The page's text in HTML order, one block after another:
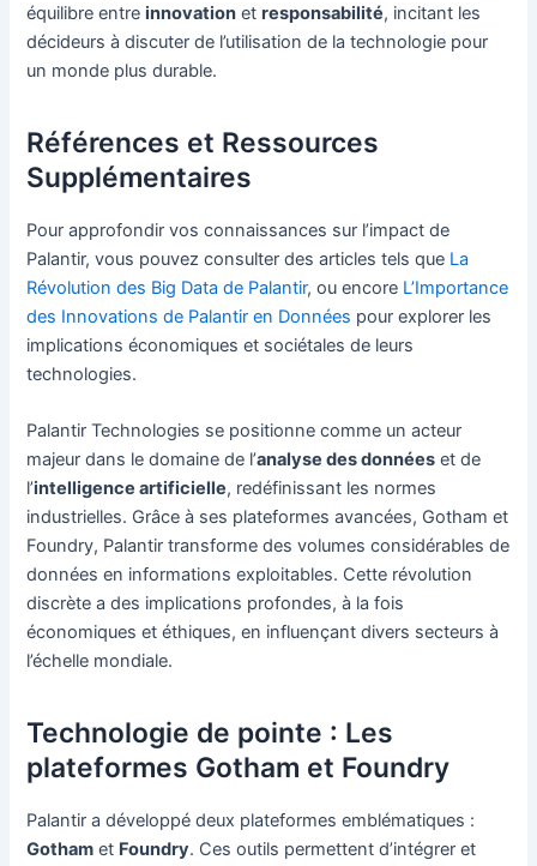
équilibre entreinnovation etresponsabilité, incitant les
décideurs à discuter de l’utilisation de la technologie pour
un monde plus durable.
Références et Ressources
Supplémentaires
Pour approfondir vos connaissances sur l’impact de
Palantir, vous pouvez consulter des articles tels que La
Révolution des Big Data de Palantir, ou encore L’Importance
des Innovations de Palantir en Données pour explorer les
implications économiques et sociétales de leurs
technologies.
Palantir Technologies se positionne comme un acteur
majeur dans le domaine de l’analyse des données et de
l’intelligence artificielle, redéfinissant les normes
industrielles. Grâce à ses plateformes avancées, Gotham et
Foundry, Palantir transforme des volumes considérables de
données en informations exploitables. Cette révolution
discrète a des implications profondes, à la fois
économiques et éthiques, en influençant divers secteurs à
l’échelle mondiale.
Technologie de pointe : Les
plateformes Gotham et Foundry
Palantir a développé deux plateformes emblématiques :
Gotham et Foundry. Ces outils permettent d’intégrer et